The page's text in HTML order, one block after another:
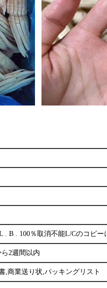
. B . 100％取消不能L/Cのコピー
2週間以内
,商業送り状,パッキングリスト